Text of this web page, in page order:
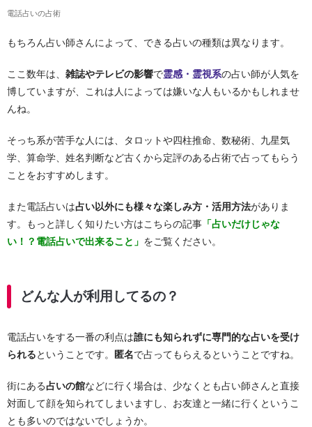
電話占いの占術
もちろん占い師さんによって、できる占いの種類は異なります。
ここ数年は、 雑誌やテレビの影響で霊感・霊視系の占い師が人気を
博していますが、これは人によっては嫌いな人もいるかもしれませ
んね。
そっち系が苦手な人には、タロットや四柱推命、数秘術、九星気
学、算命学、姓名判断など古くから定評のある占術で占ってもらう
ことをおすすめします。
また電話占いは占い以外にも様々な楽しみ方・活用方法がありま
す。もっと詳しく知りたい方はこちらの記事 「占いだけじゃな
い！？電話占いで出来ること」 をご覧ください。
どんな人が利用してるの？
電話占いをする一番の利点は誰にも知られずに専門的な占いを受け
られるということです。 匿名で占ってもらえるということですね。
街にある占いの館などに行く場合は、少なくとも占い師さんと直接
対面して顔を知られてしまいますし、お友達と一緒に行くというこ
とも多いのではないでしょうか。